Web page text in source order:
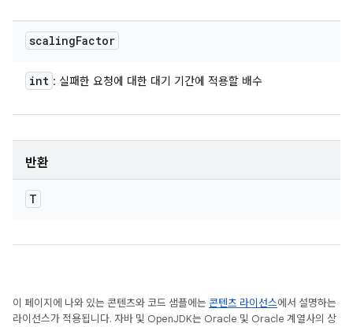
scalingFactor
int : 실패한 요청에 대한 대기 기간에 적용할 배수
반환
T
이 페이지에 나와 있는 콘텐츠와 코드 샘플에는 콘텐츠 라이선스에서 설명하는
라이선스가 적용됩니다. 자바 및 OpenJDK는 Oracle 및 Oracle 계열사의 상